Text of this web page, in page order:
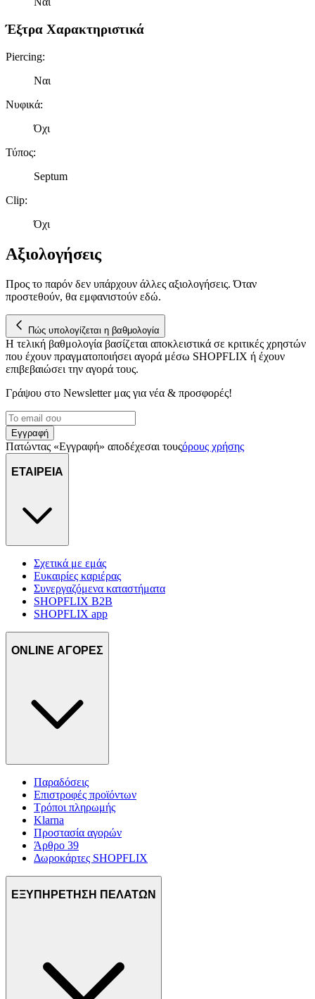
Έξτρα Χαρακτηριστικά
Piercing:
Ναι
Νυφικά:
Όχι
Τύπος:
Septum
Clip:
Όχι
Αξιολογήσεις
Προς το παρόν δεν υπάρχουν άλλες αξιολογήσεις. Όταν
προστεθούν, θα εμφανιστούν εδώ.
Πώς υπολογίζεται η βαθμολογία
Η τελική βαθμολογία βασίζεται αποκλειστικά σε κριτικές χρηστών
που έχουν πραγματοποιήσει αγορά μέσω SHOPFLIX ή έχουν
επιβεβαιώσει την αγορά τους.
Γράψου στο Νewsletter μας για νέα & προσφορές!
Εγγραφή
Πατώντας «Εγγραφή» αποδέχεσαι τουςόρους χρήσης
ΕΤΑΙΡΕΙΑ
Σχετικά με εμάς
Ευκαιρίες καριέρας
Συνεργαζόμενα καταστήματα
SHOPFLIX B2B
SHOPFLIX app
ONLINE ΑΓΟΡΕΣ
Παραδόσεις
Επιστροφές προϊόντων
Τρόποι πληρωμής
Klarna
Προστασία αγορών
Άρθρο 39
Δωροκάρτες SHOPFLIX
ΕΞΥΠΗΡΕΤΗΣΗ ΠΕΛΑΤΩΝ